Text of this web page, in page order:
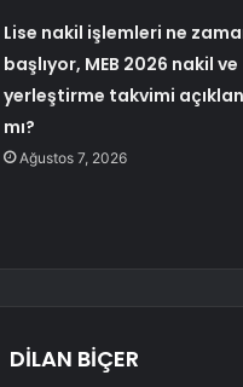
Lise nakil işlemleri ne
başlıyor, MEB 2026 nakil ve
yerleştirme takvimi
mı?
Ağustos 7, 2026
DİLAN BİÇER